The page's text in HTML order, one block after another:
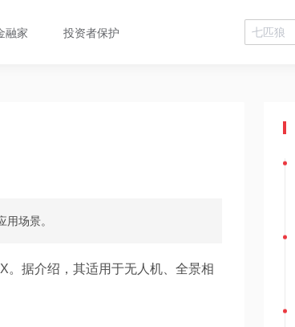
融家 投资者保护
场景。
。据介绍，其适用于无人机、全景相